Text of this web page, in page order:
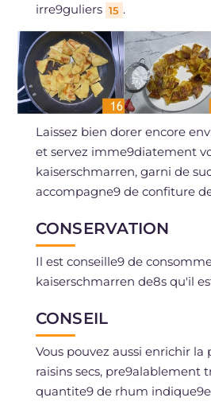
irre9guliers 15 .
Laissez bien dorer encore
et servez imme9diatement
kaiserschmarren, garni de
accompagne9 de confiture
CONSERVATION
Il est conseille9 de
kaiserschmarren de8s qu'il
CONSEIL
Vous pouvez aussi enrichir la
raisins secs, pre9alablement
quantite9 de rhum